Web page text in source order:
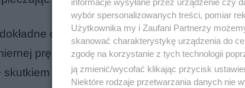
okoliczności wypadku. Na tym
prędkości, nieuwagi czy usterki
skutkiem śmiertelnym.
wybór spersonalizowanych treści, pomiar
Użytkownika my i Zaufani Partnerzy
skanować charakterystykę urządzenia do
zgodę na korzystanie z tych technologii
ją zmienić/wycofać klikając przycisk
Niektóre rodzaje przetwarzania danych nie